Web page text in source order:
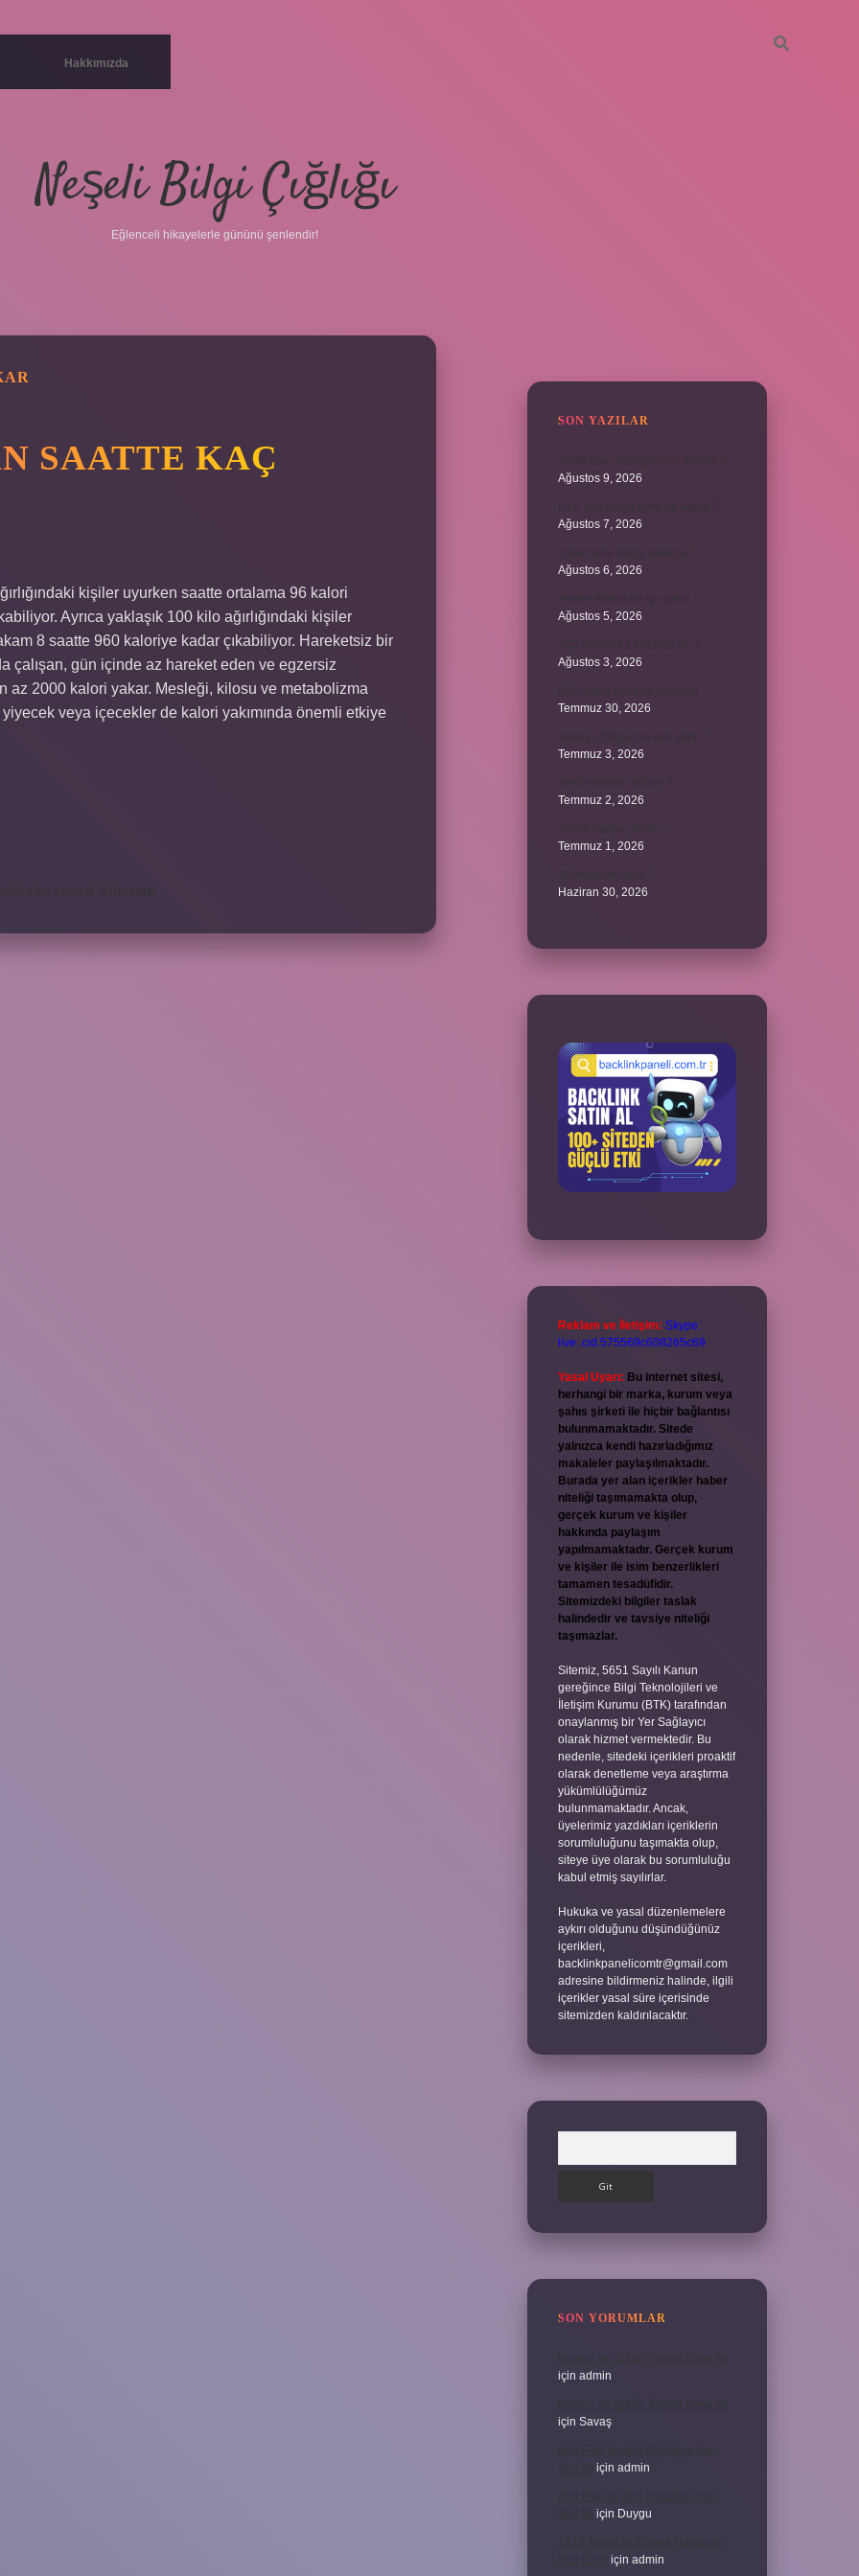
Hakkımızda
Neşeli Bilgi Çığlığı
Eğlenceli hikayelerle gününü şenlendir!
SAATTE KAÇ
kişiler uyurken saatte ortalama 96 kalori
Ayrıca yaklaşık 100 kilo ağırlığındaki kişiler
8 saatte 960 kaloriye kadar çıkabiliyor. Hareketsiz bir
çalışan, gün içinde az hareket eden ve egzersiz
az 2000 kalori yakar. Mesleği, kilosu ve metabolizma
yiyecek veya içecekler de kalori yakımında önemli etkiye
SON YAZILAR
Ağustos 9, 2026
Ağustos 7, 2026
Ağustos 6, 2026
Ağustos 5, 2026
Ağustos 3, 2026
Temmuz 30, 2026
Temmuz 3, 2026
Temmuz 2, 2026
Temmuz 1, 2026
Haziran 30, 2026
Reklam ve İletişim: Skype:
live:.cid.575569c608265c69
Yasal Uyarı: Bu internet sitesi,
herhangi bir marka, kurum veya
şahıs şirketi ile hiçbir bağlantısı
bulunmamaktadır. Sitede
yalnızca kendi hazırladığımız
makaleler paylaşılmaktadır.
Burada yer alan içerikler haber
niteliği taşımamakta olup,
gerçek kurum ve kişiler
hakkında paylaşım
yapılmamaktadır. Gerçek kurum
ve kişiler ile isim benzerlikleri
tamamen tesadüfidir.
Sitemizdeki bilgiler taslak
halindedir ve tavsiye niteliği
taşımazlar.
Sitemiz, 5651 Sayılı Kanun
gereğince Bilgi Teknolojileri ve
İletişim Kurumu (BTK) tarafından
onaylanmış bir Yer Sağlayıcı
olarak hizmet vermektedir. Bu
nedenle, sitedeki içerikleri proaktif
olarak denetleme veya araştırma
yükümlülüğümüz
bulunmamaktadır. Ancak,
üyelerimiz yazdıkları içeriklerin
sorumluluğunu taşımakta olup,
siteye üye olarak bu sorumluluğu
kabul etmiş sayılırlar.
Hukuka ve yasal düzenlemelere
aykırı olduğunu düşündüğünüz
içerikleri,
backlinkpanelicomtr@gmail.com
adresine bildirmeniz halinde, ilgili
içerikler yasal süre içerisinde
sitemizden kaldırılacaktır.
SON YORUMLAR
Kumun Ve Zuhûr Teorisi Kime Ait
için admin
Kumun Ve Zuhûr Teorisi Kime Ait
için Savaş
Ana Fikir Ve Ana Düşünce Aynı
Şey Mi için admin
Ana Fikir Ve Ana Düşünce Aynı
Şey Mi için Duygu
1513 Tarihli Ilk Dünya Haritasını
Kim Çizdi
için admin